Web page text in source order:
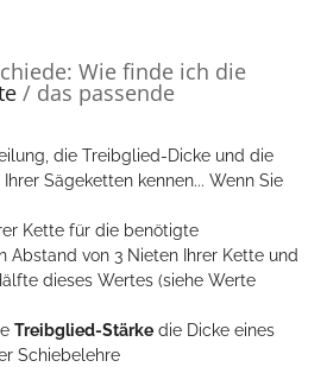
Wie finde ich die
/ das passende
die Treibglied-Dicke und die
Sägeketten kennen... Wenn Sie
Kette für die benötigte
Abstand von 3 Nieten Ihrer Kette und
dieses Wertes (siehe Werte
Treibglied-Stärke die Dicke eines
Schiebelehre